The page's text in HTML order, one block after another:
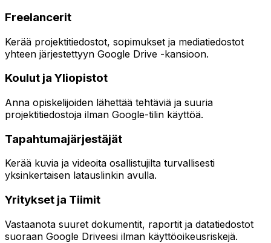
Freelancerit
Kerää projektitiedostot, sopimukset ja mediatiedostot
yhteen järjestettyyn Google Drive -kansioon.
Koulut ja Yliopistot
Anna opiskelijoiden lähettää tehtäviä ja suuria
projektitiedostoja ilman Google-tilin käyttöä.
Tapahtumajärjestäjät
Kerää kuvia ja videoita osallistujilta turvallisesti
yksinkertaisen latauslinkin avulla.
Yritykset ja Tiimit
Vastaanota suuret dokumentit, raportit ja datatiedostot
suoraan Google Driveesi ilman käyttöoikeusriskejä.